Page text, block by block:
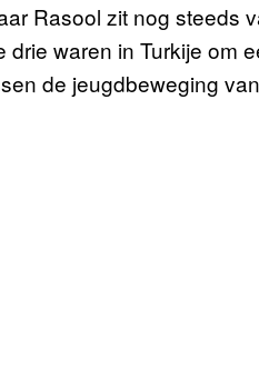
Rasool zit nog steeds
drie waren in Turkije om
de jeugdbeweging